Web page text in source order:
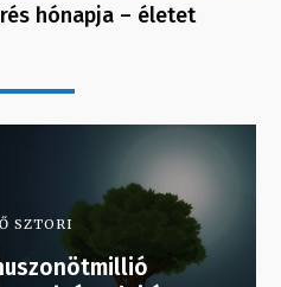
hónapja – életet
SZTORI